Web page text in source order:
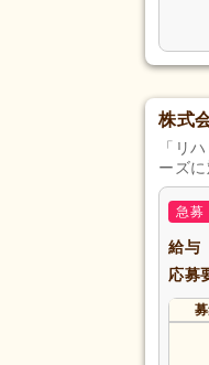
株式
「リ
ーズ
急募
給与
応募